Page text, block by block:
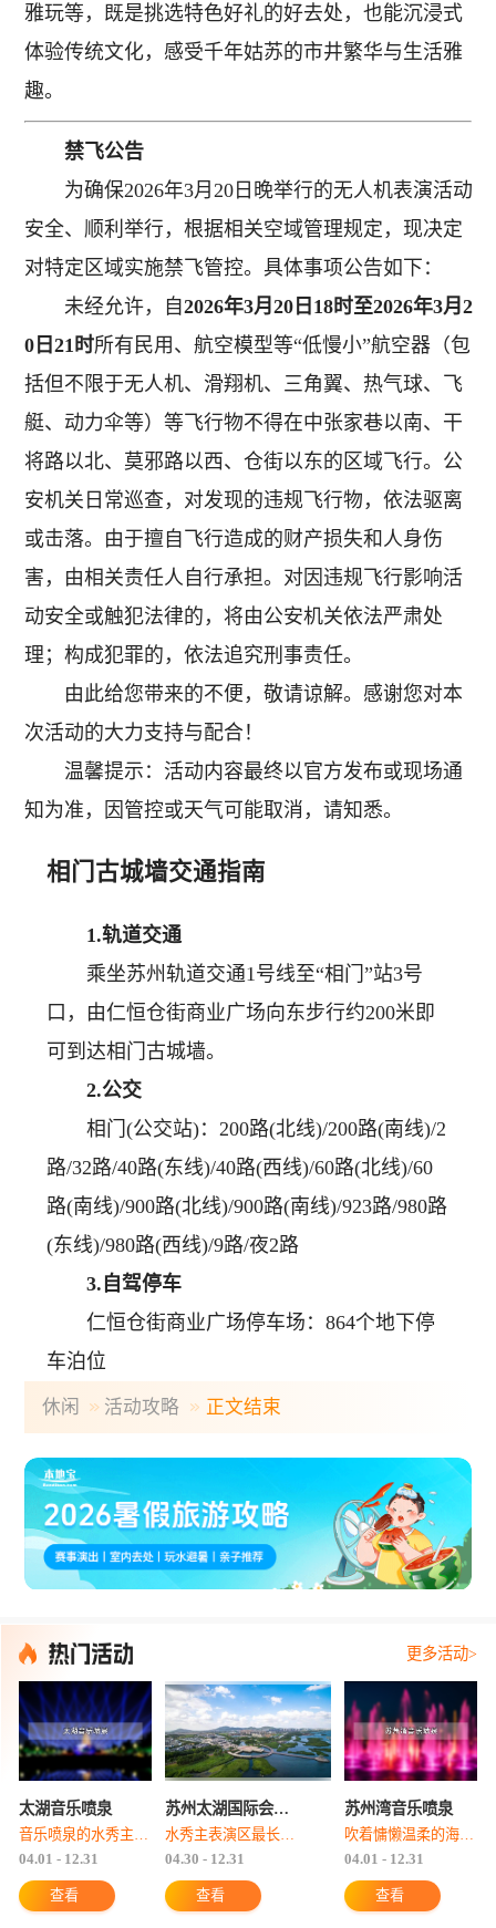
雅玩等，既是挑选特色好礼的好去处，也能沉浸式
体验传统文化，感受千年姑苏的市井繁华与生活雅
趣。
禁飞公告
为确保2026年3月20日晚举行的无人机表演活动
安全、顺利举行，根据相关空域管理规定，现决定
对特定区域实施禁飞管控。具体事项公告如下：
未经允许，自2026年3月20日18时至2026年3月2
0日21时所有民用、航空模型等“低慢小”航空器（包
括但不限于无人机、滑翔机、三角翼、热气球、飞
艇、动力伞等）等飞行物不得在中张家巷以南、干
将路以北、莫邪路以西、仓街以东的区域飞行。公
安机关日常巡查，对发现的违规飞行物，依法驱离
或击落。由于擅自飞行造成的财产损失和人身伤
害，由相关责任人自行承担。对因违规飞行影响活
动安全或触犯法律的，将由公安机关依法严肃处
理；构成犯罪的，依法追究刑事责任。
由此给您带来的不便，敬请谅解。感谢您对本
次活动的大力支持与配合！
温馨提示：活动内容最终以官方发布或现场通
知为准，因管控或天气可能取消，请知悉。
相门古城墙交通指南
1.轨道交通
乘坐苏州轨道交通1号线至“相门”站3号
口，由仁恒仓街商业广场向东步行约200米即
可到达相门古城墙。
2.公交
相门(公交站)：200路(北线)/200路(南线)/2
路/32路/40路(东线)/40路(西线)/60路(北线)/60
路(南线)/900路(北线)/900路(南线)/923路/980路
(东线)/980路(西线)/9路/夜2路
3.自驾停车
仁恒仓街商业广场停车场：864个地下停
车泊位
休闲 活动攻略 正文结束
更多活动>
太湖音乐喷泉
音乐喷泉的水秀主表演区最长168米、最宽12米，水景喷高可达108米。喷泉水秀特效及光影元素合计15种，光影交织，万般变化。
04.01 - 12.31
查看
苏州太湖国际会议中心音乐喷泉
水秀主表演区最长168米、最宽12米，水景喷高可达108米，特效及光影元素合计十五种，光影交织，万般变化，具有较强的冲击力和观赏性，可形成壮观的视觉效果。
04.30 - 12.31
查看
苏州湾音乐喷泉
吹着慵懒温柔的海风，看着夕阳染红的天空，当夜幕降临，随着喷泉表演的开始，水柱相继从喷管中涌出，跟着音乐节拍，绚丽色彩变化，起伏而跳跃，真的是视觉与听觉的双重享受！
04.01 - 12.31
查看